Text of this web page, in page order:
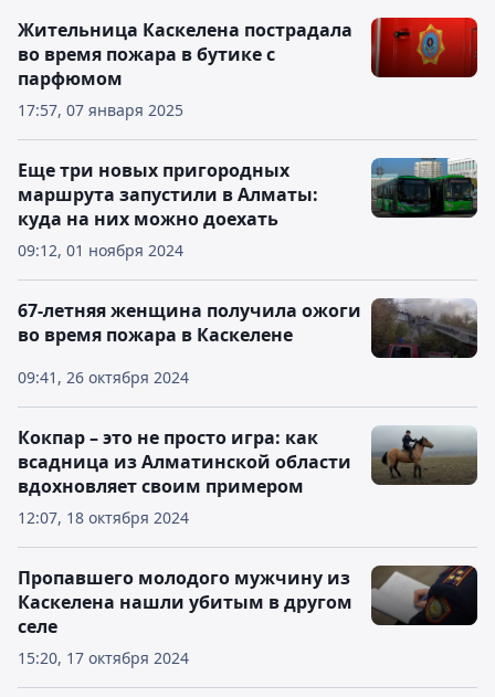
17:57, 07 января 2025
Жительница Каскелена пострадала
во время пожара в бутике с
парфюмом
09:12, 01 ноября 2024
Еще три новых пригородных
маршрута запустили в Алматы:
куда на них можно доехать
09:41, 26 октября 2024
67-летняя женщина получила ожоги
во время пожара в Каскелене
12:07, 18 октября 2024
Кокпар – это не просто игра: как
всадница из Алматинской области
вдохновляет своим примером
15:20, 17 октября 2024
Пропавшего молодого мужчину из
Каскелена нашли убитым в другом
селе